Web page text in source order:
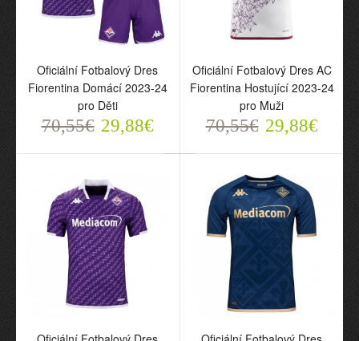
Oficiální Fotbalový Dres
Fiorentina Domácí 2023-
24 pro Děti
70,55€ 29,88€
Oficiální Fotbalový Dres
AC Fiorentina Hostující
2023-24 pro Muži
70,55€ 29,88€
Oficiální Fotbalový Dres
Fiorentina Domácí 2023-24
pro Děti
70,55€ 29,88€
Oficiální Fotbalový Dres AC
Fiorentina Hostující 2023-24
pro Muži
70,55€ 29,88€